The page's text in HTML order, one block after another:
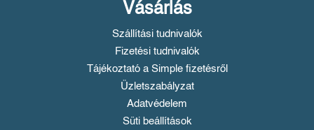
Vásárlás
Szállítási tudnivalók
Fizetési tudnivalók
Tájékoztató a Simple fizetésről
Üzletszabályzat
Adatvédelem
Süti beállítások